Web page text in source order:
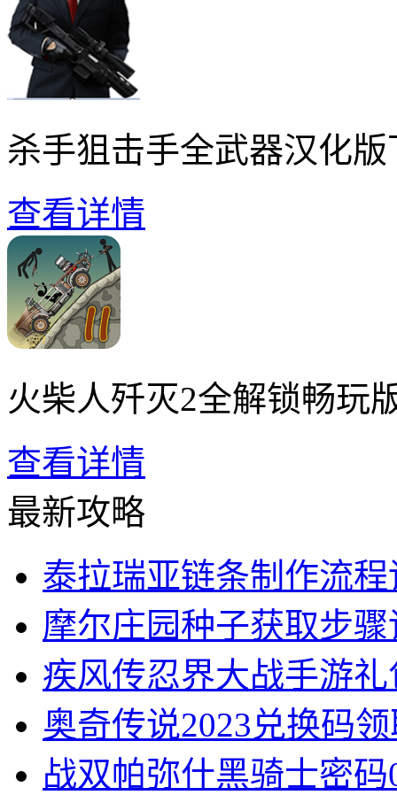
杀手狙击手全武器汉化版
查看详情
火柴人歼灭2全解锁畅玩
查看详情
最新攻略
泰拉瑞亚链条制作流程
摩尔庄园种子获取步骤
疾风传忍界大战手游
奥奇传说2023兑换码
战双帕弥什黑骑士密码